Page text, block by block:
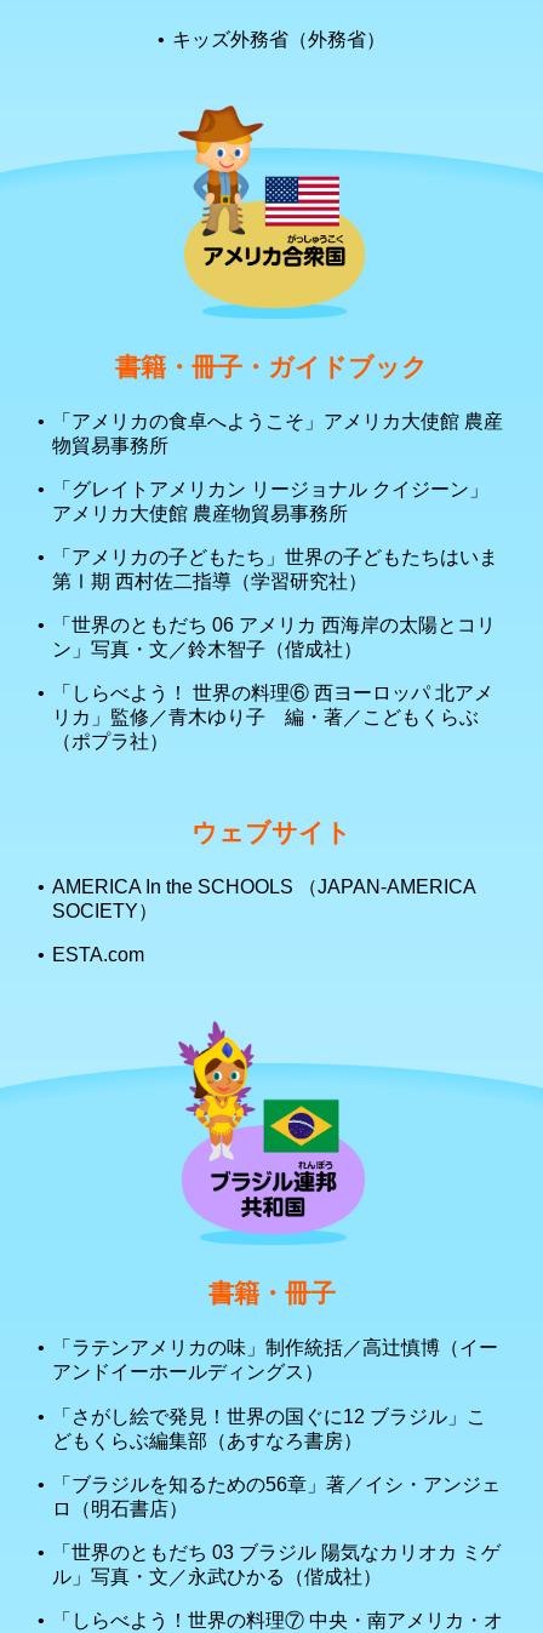
キッズ外務省（外務省）
書籍・冊子・ガイドブック
「アメリカの食卓へようこそ」アメリカ大使館 農産
物貿易事務所
「グレイトアメリカン リージョナル クイジーン」
アメリカ大使館 農産物貿易事務所
「アメリカの子どもたち」世界の子どもたちはいま
第Ⅰ期 西村佐二指導（学習研究社）
「世界のともだち 06 アメリカ 西海岸の太陽とコリ
ン」写真・文／鈴木智子（偕成社）
「しらべよう！ 世界の料理⑥ 西ヨーロッパ 北アメ
リカ」監修／青木ゆり子 編・著／こどもくらぶ
（ポプラ社）
ウェブサイト
AMERICA In the SCHOOLS （JAPAN-AMERICA
SOCIETY）
ESTA.com
書籍・冊子
「ラテンアメリカの味」制作統括／高辻慎博（イー
アンドイーホールディングス）
「さがし絵で発見！世界の国ぐに12 ブラジル」こ
どもくらぶ編集部（あすなろ書房）
「ブラジルを知るための56章」著／イシ・アンジェ
ロ（明石書店）
「世界のともだち 03 ブラジル 陽気なカリオカ ミゲ
ル」写真・文／永武ひかる（偕成社）
「しらべよう！世界の料理⑦ 中央・南アメリカ・オ